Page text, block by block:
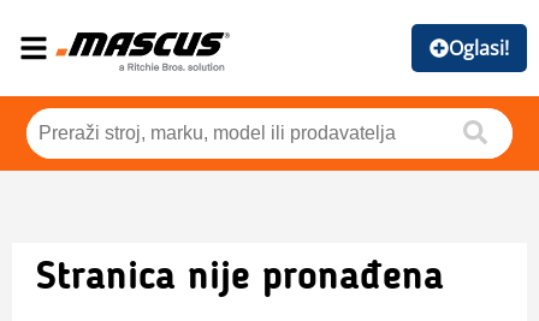
Oglasi!
Stranica nije pronađena